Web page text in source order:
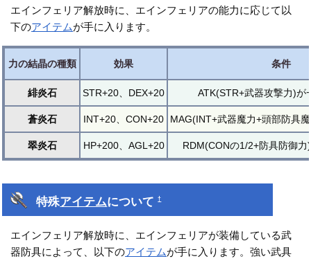
エインフェリア解放時に、エインフェリアの能力に応じて以
下のアイテムが手に入ります。
力の結晶の種類 効果 条件
緋炎石 STR+20、DEX+20 ATK(STR+武器攻撃力)が
蒼炎石 INT+20、CON+20 MAG(INT+武器魔力+頭部防具
翠炎石 HP+200、AGL+20 RDM(CONの1/2+防具防御
特殊アイテムについて†
エインフェリア解放時に、エインフェリアが装備している武
器防具によって、以下のアイテムが手に入ります。強い武具